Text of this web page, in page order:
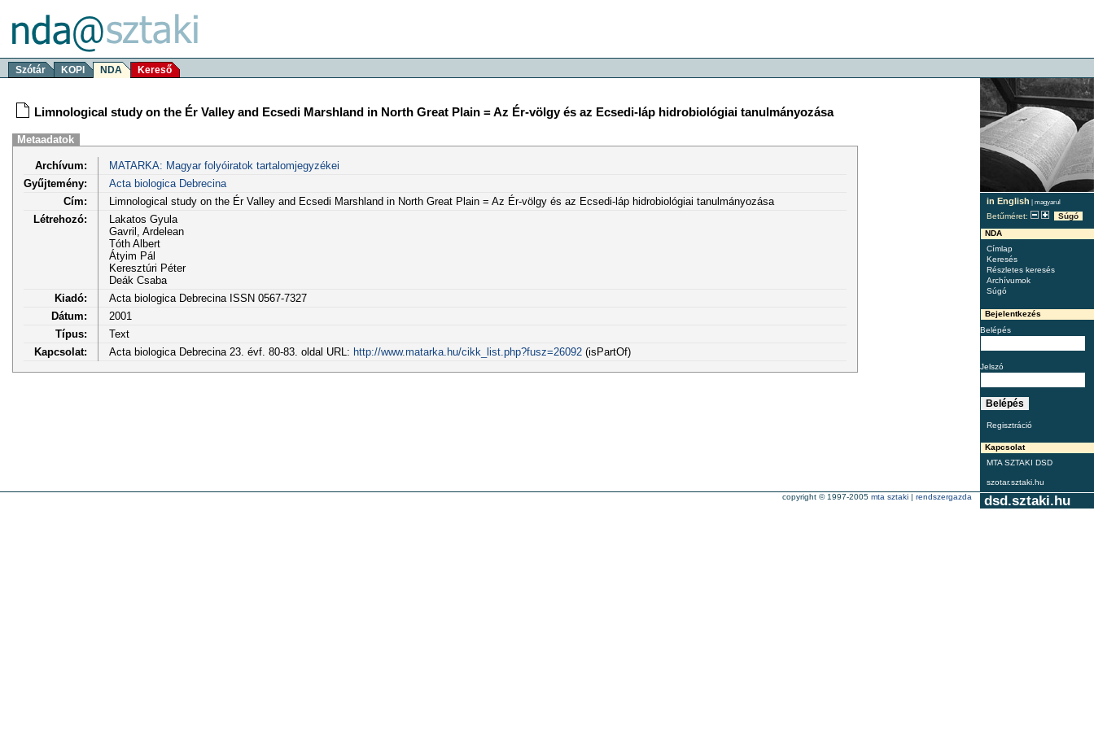
Szótár KOPI NDA Kereső
in English | magyarul
Betűméret:
Súgó
NDA
Címlap
Keresés
Részletes keresés
Archívumok
Súgó
Bejelentkezés
Belépés
Jelszó
Regisztráció
Kapcsolat
MTA SZTAKI DSD
szotar.sztaki.hu
Limnological study on the Ér Valley and Ecsedi Marshland in North Great Plain = Az Ér-völgy és az Ecsedi-láp hidrobiológiai tanulmányozása
Metaadatok
Archívum:
MATARKA: Magyar folyóiratok tartalomjegyzékei
Gyűjtemény:
Acta biologica Debrecina
Cím:
Limnological study on the Ér Valley and Ecsedi Marshland in North Great Plain = Az Ér-völgy és az Ecsedi-láp hidrobiológiai tanulmányozása
Létrehozó:
Lakatos Gyula
Gavril, Ardelean
Tóth Albert
Átyim Pál
Keresztúri Péter
Deák Csaba
Kiadó:
Acta biologica Debrecina ISSN 0567-7327
Dátum:
2001
Típus:
Text
Kapcsolat:
Acta biologica Debrecina 23. évf. 80-83. oldal URL: http://www.matarka.hu/cikk_list.php?fusz=26092(isPartOf)
dsd.sztaki.hu
copyright © 1997-2005 mta sztaki | rendszergazda